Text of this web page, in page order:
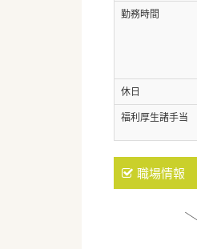
勤務時間
休日
福利厚生諸手当
職場情報